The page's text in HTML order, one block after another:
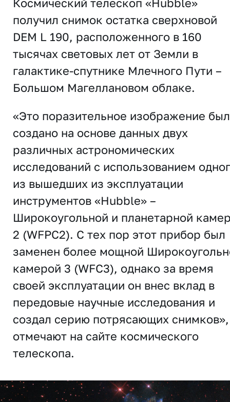
Космический телескоп «Hubble»
получил снимок остатка сверхновой
DEM L 190, расположенного в 160
тысячах световых лет от Земли в
галактике-спутнике Млечного Пути –
Большом Магеллановом облаке.
«Это поразительное изображение
создано на основе данных двух
различных астрономических
исследований с использованием
из вышедших из эксплуатации
инструментов «Hubble» –
Широкоугольной и планетарной
2 (WFPC2). С тех пор этот прибор был
заменен более мощной
камерой 3 (WFC3), однако за время
своей эксплуатации он внес вклад в
передовые научные исследования и
создал серию потрясающих
отмечают на сайте космического
телескопа.